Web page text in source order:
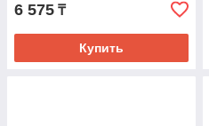
6 575 ₸
Купить